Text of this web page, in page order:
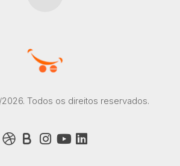
Todos os direitos reservados.